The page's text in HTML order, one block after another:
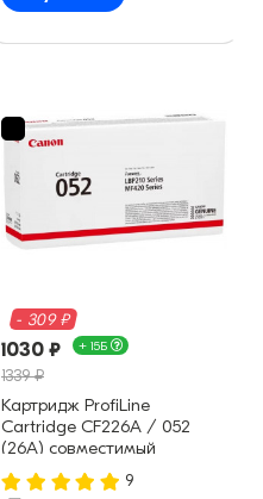
- 309 ₽
1030 ₽ + 15Б
1339 ₽
Картридж ProfiLine
Cartridge CF226A / 052
(26A) совместимый
9